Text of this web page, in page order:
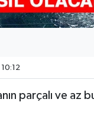
parçalı ve